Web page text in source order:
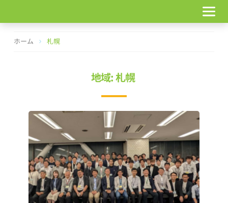
テ
ホーム 札幌
地域: 札幌